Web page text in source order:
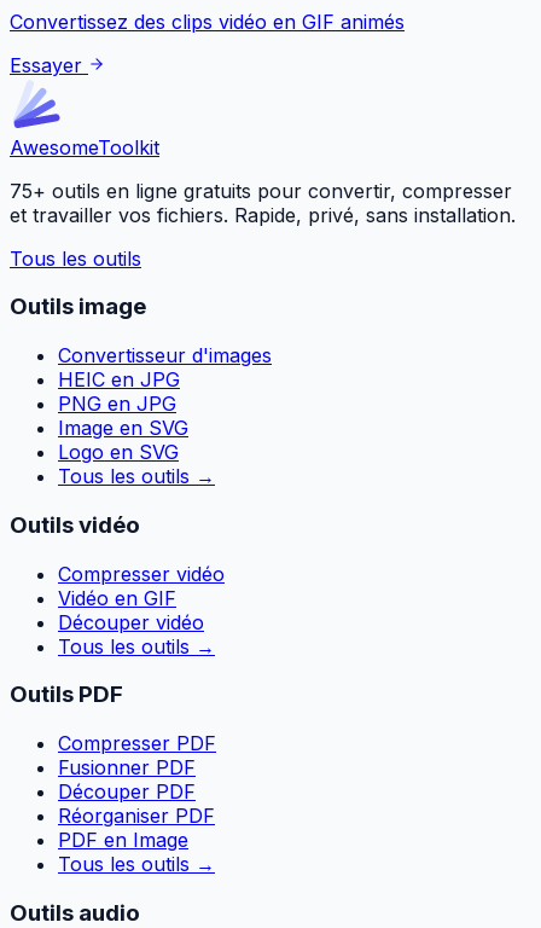
Convertissez des clips vidéo en GIF animés
Essayer
AwesomeToolkit
75+ outils en ligne gratuits pour convertir, compresser
et travailler vos fichiers. Rapide, privé, sans installation.
Tous les outils
Outils image
Convertisseur d'images
HEIC en JPG
PNG en JPG
Image en SVG
Logo en SVG
Tous les outils →
Outils vidéo
Compresser vidéo
Vidéo en GIF
Découper vidéo
Tous les outils →
Outils PDF
Compresser PDF
Fusionner PDF
Découper PDF
Réorganiser PDF
PDF en Image
Tous les outils →
Outils audio